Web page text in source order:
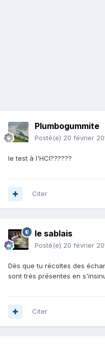
Plumbogummite
Posté(e) 20 février
le test à l'HCl??????
Citer
le sablais
Posté(e) 20 février
Dès que tu récoltes des
sont très présentes en
Citer